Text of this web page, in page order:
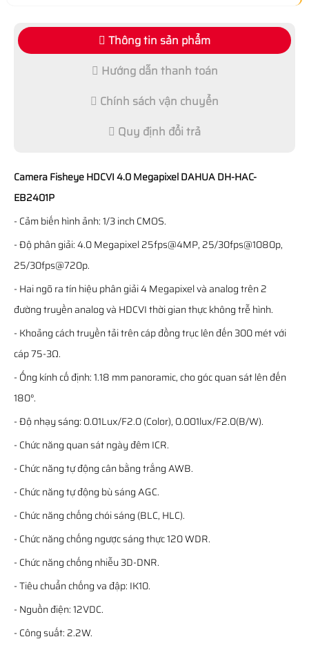
Thông tin sản phẩm
Hướng dẫn thanh toán
Chính sách vận chuyển
Quy định đổi trả
Camera Fisheye HDCVI 4.0 Megapixel DAHUA DH-HAC-
EB2401P
- Cảm biến hình ảnh: 1/3 inch CMOS.
- Độ phân giải: 4.0 Megapixel 25fps@4MP, 25/30fps@1080p,
25/30fps@720p.
- Hai ngõ ra tín hiệu phân giải 4 Megapixel và analog trên 2
đường truyền analog và HDCVI thời gian thực không trễ hình.
- Khoảng cách truyền tải trên cáp đồng trục lên đến 300 mét với
cáp 75-3Ω.
- Ống kính cố định: 1.18 mm panoramic, cho góc quan sát lên đến
180°.
- Độ nhạy sáng: 0.01Lux/F2.0 (Color), 0.001lux/F2.0(B/W).
- Chức năng quan sát ngày đêm ICR.
- Chức năng tự động cân bằng trắng AWB.
- Chức năng tự động bù sáng AGC.
- Chức năng chống chói sáng (BLC, HLC).
- Chức năng chống ngược sáng thực 120 WDR.
- Chức năng chống nhiễu 3D-DNR.
- Tiêu chuẩn chống va đập: IK10.
- Nguồn điện: 12VDC.
- Công suất: 2.2W.